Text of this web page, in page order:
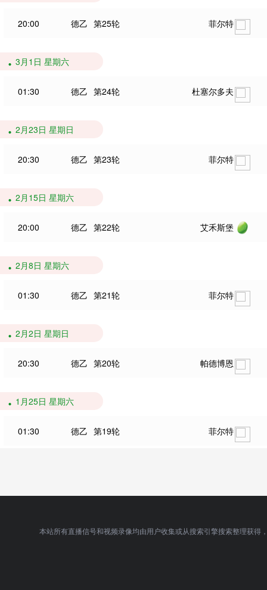
20:00 德乙 第25轮 菲尔特
3月1日 星期六
01:30 德乙 第24轮 杜塞尔多夫
2月23日 星期日
20:30 德乙 第23轮 菲尔特
2月15日 星期六
20:00 德乙 第22轮 艾禾斯堡
2月8日 星期六
01:30 德乙 第21轮 菲尔特
2月2日 星期日
20:30 德乙 第20轮 帕德博恩
1月25日 星期六
01:30 德乙 第19轮 菲尔特
本站所有直播信号和视频录像均由用户收集或从搜索引擎搜索整理获